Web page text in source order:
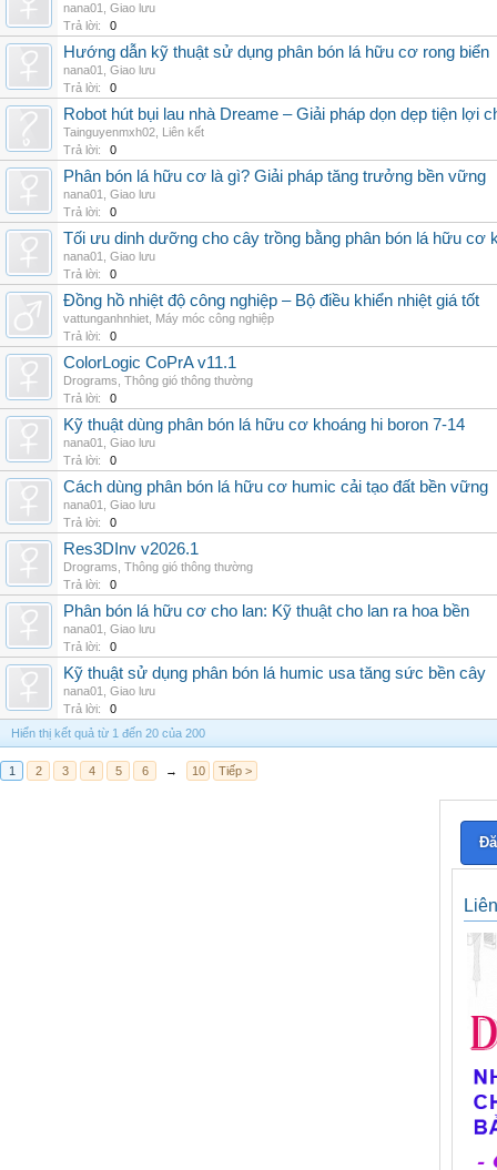
nana01
Giao lưu
Trả lời:
0
Hướng dẫn kỹ thuật sử dụng phân bón lá hữu cơ rong biển
nana01
Giao lưu
Trả lời:
0
Robot hút bụi lau nhà Dreame – Giải pháp dọn dẹp tiện lợi
Tainguyenmxh02 Liên kết
Trả lời:
0
Phân bón lá hữu cơ là gì? Giải pháp tăng trưởng bền vững
nana01
Giao lưu
Trả lời:
0
Tối ưu dinh dưỡng cho cây trồng bằng phân bón lá hữu cơ
nana01
Giao lưu
Trả lời:
0
Đồng hồ nhiệt độ công nghiệp – Bộ điều khiển nhiệt giá tốt
vattunganhnhiet Máy móc công nghiệp
Trả lời:
0
ColorLogic CoPrA v11.1
Drograms Thông gió thông thường
Trả lời:
0
Kỹ thuật dùng phân bón lá hữu cơ khoáng hi boron 7-14
nana01
Giao lưu
Trả lời:
0
Cách dùng phân bón lá hữu cơ humic cải tạo đất bền vững
nana01
Giao lưu
Trả lời:
0
Res3DInv v2026.1
Drograms Thông gió thông thường
Trả lời:
0
Phân bón lá hữu cơ cho lan: Kỹ thuật cho lan ra hoa bền
nana01
Giao lưu
Trả lời:
0
Kỹ thuật sử dụng phân bón lá humic usa tăng sức bền cây
nana01
Giao lưu
Trả lời:
0
Hiển thị kết quả từ 1 đến 20 của 200
1 2 3 4 5 6 → 10 Tiếp >